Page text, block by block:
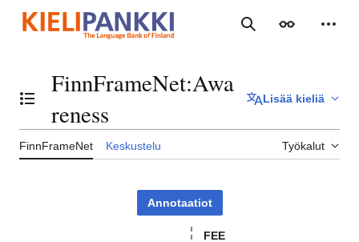
sisältöön
Haku Ulkoasu
Vaihda sisällysluettelo
FinnFrameNet:Awa
reness
Lisää kieliä
FinnFrameNet Keskustelu Työkalut
Annotaatiot
FEE